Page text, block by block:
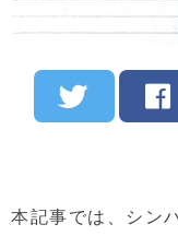
本記事では、シン